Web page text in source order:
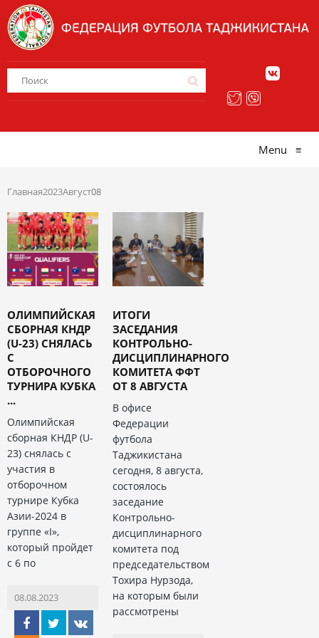
Menu ≡
Главная2023Август08
ОЛИМПИЙСКАЯ
СБОРНАЯ КНДР
(U-23) СНЯЛАСЬ
С
ОТБОРОЧНОГО
ТУРНИРА КУБКА
...
Олимпийская
сборная КНДР (U-
23) снялась с
участия в
отборочном
турнире Кубка
Азии-2024 в
группе «I»,
который пройдет
с 6 по
08.08.2023
ИТОГИ
ЗАСЕДАНИЯ
КОНТРОЛЬНО-
ДИСЦИПЛИНАРНОГО
КОМИТЕТА ФФТ
ОТ 8 АВГУСТА
В офисе
Федерации
футбола
Таджикистана
сегодня, 8 августа,
состоялось
заседание
Контрольно-
дисциплинарного
комитета под
председательством
Тохира Нурзода,
на которым были
рассмотрены